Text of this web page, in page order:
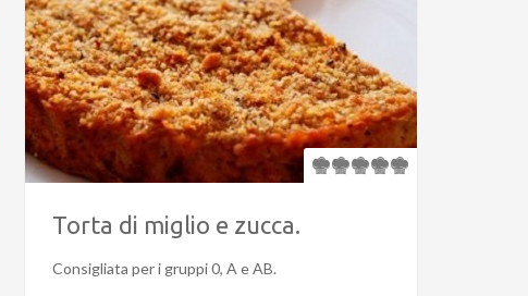
Torta di miglio e zucca.
Consigliata per i gruppi 0, A e AB.